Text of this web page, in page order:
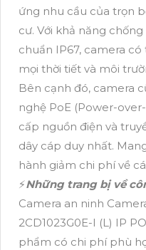
ứng nhu cầu của trọn
cư. Với khả năng
chuẩn IP67, camera
mọi thời tiết và môi
Bên cạnh đó, camera
nghệ PoE (Power-
cấp nguồn điện và
dây cáp duy nhất.
hành giảm chi phí về
️⚡Những trang bị về
Camera an ninh
2CD1023G0E-I (L) IP
phẩm có chi phí phù